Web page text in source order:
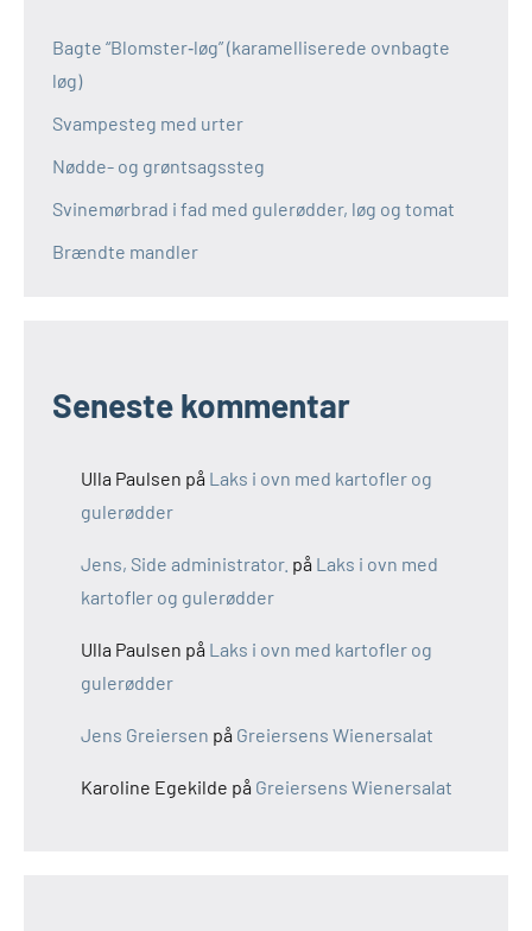
Bagte “Blomster‑løg” (karamelliserede ovnbagte
løg)
Svampesteg med urter
Nødde- og grøntsagssteg
Svinemørbrad i fad med gulerødder, løg og tomat
Brændte mandler
Seneste kommentar
Ulla Paulsen på Laks i ovn med kartofler og
gulerødder
Jens, Side administrator. på Laks i ovn med
kartofler og gulerødder
Ulla Paulsen på Laks i ovn med kartofler og
gulerødder
Jens Greiersen på Greiersens Wienersalat
Karoline Egekilde på Greiersens Wienersalat